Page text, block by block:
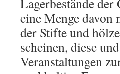
Lagerbestände
eine Menge davon
der Stifte und
scheinen, diese
Veranstaltungen